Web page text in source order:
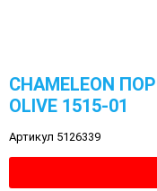
CHAMELEON
OLIVE 1515-01
Артикул 5126339